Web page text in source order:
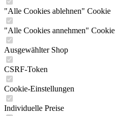
"Alle Cookies ablehnen" Cookie
"Alle Cookies annehmen" Cookie
Ausgewählter Shop
CSRF-Token
Cookie-Einstellungen
Individuelle Preise